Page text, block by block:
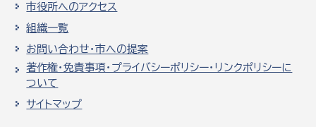
市役所へのアクセス
組織一覧
お問い合わせ・市への提案
著作権・免責事項・プライバシーポリシー・リンクポリシーに
ついて
サイトマップ